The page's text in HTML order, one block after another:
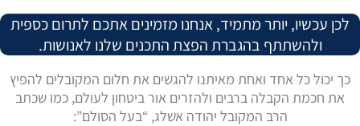
לכן עכשיו, יותר מתמיד, אנחנו מזמינים אתכם לתרום כספית
ולהשתתף בהגברת הפצת התכנים שלנו לאנושות.
כך יכול כל אחד ואחת מאיתנו להגשים את חלום המקובלים להפיץ
את חכמת הקבלה ברבים ולהזרים אור ביטחון לעולם, כמו שכתב
הרב המקובל יהודה אשלג, “בעל הסולם”: